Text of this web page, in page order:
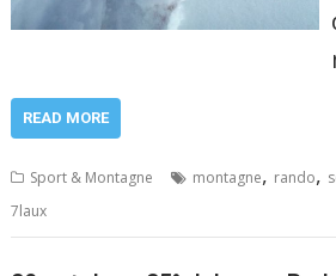
READ MORE
Sport & Montagne montagne, rando,
7laux